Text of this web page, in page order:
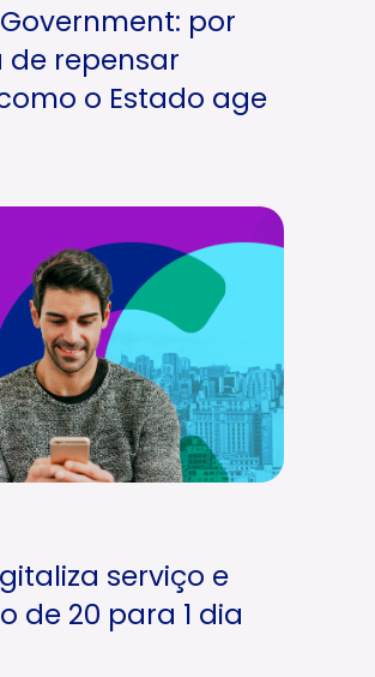
por
de repensar
o Estado age
serviço e
de 20 para 1 dia